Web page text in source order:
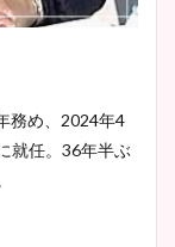
務め、2024年4
就任。36年半ぶ